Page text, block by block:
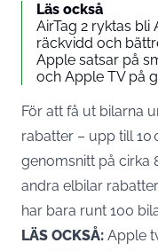
Läs också
AirTag 2 ryktas
räckvidd och
Apple satsar på
och Apple TV på
För att få ut bilarna
rabatter – upp till
genomsnitt på cirka
andra elbilar
har bara runt 100
LÄS OCKSÅ: Apple